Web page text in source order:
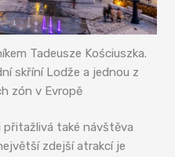
Tadeusze Kościuszka.
skříní Lodže a jednou z
zón v Evropě
přitažlivá také návštěva
zdejší atrakcí je